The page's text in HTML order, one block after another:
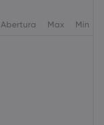
Abertura Max Min